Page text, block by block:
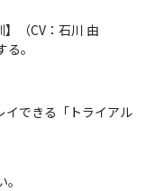
（CV：石川 由
。
イできる「トライアル